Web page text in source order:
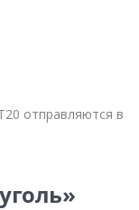
отправляются в